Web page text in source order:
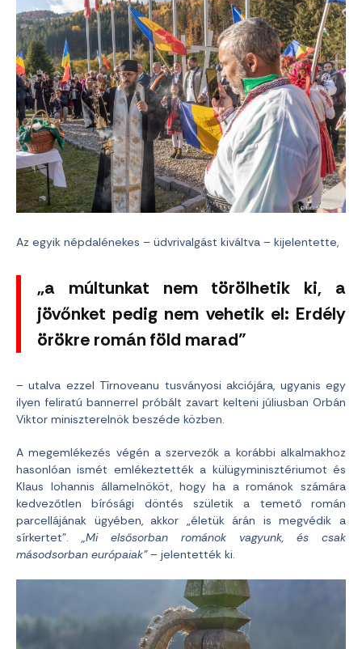
Az egyik népdalénekes – üdvrivalgást kiváltva – kijelentette,
„a múltunkat nem törölhetik ki, a
jövőnket pedig nem vehetik el: Erdély
örökre román föld marad”
– utalva ezzel Tîrnoveanu tusványosi akciójára, ugyanis egy
ilyen feliratú bannerrel próbált zavart kelteni júliusban Orbán
Viktor miniszterelnök beszéde közben.
A megemlékezés végén a szervezők a korábbi alkalmakhoz
hasonlóan ismét emlékeztették a külügyminisztériumot és
Klaus Iohannis államelnököt, hogy ha a románok számára
kedvezőtlen bírósági döntés születik a temető román
parcellájának ügyében, akkor „életük árán is megvédik a
sírkertet”.
„Mi elsősorban románok vagyunk, és csak
másodsorban európaiak”– jelentették ki.